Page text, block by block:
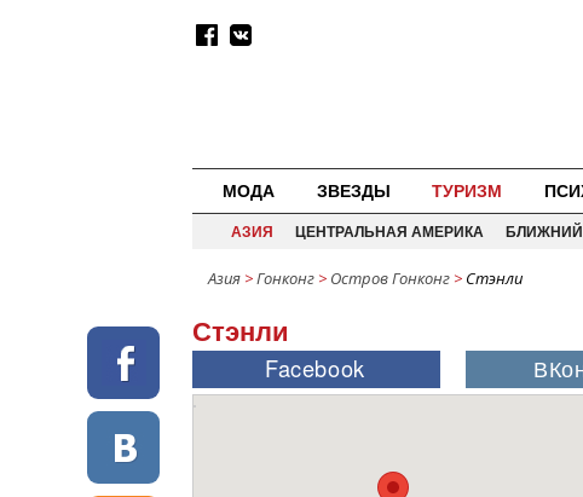
МОДА ЗВЕЗДЫ ТУРИЗМ
АЗИЯ ЦЕНТРАЛЬНАЯ АМЕРИКА
Азия >Гонконг > Остров Гонконг > Стэнли
Стэнли